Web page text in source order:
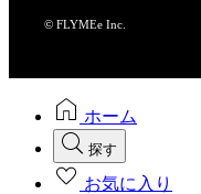
© FLYMEe Inc.
ホーム
探す
お気に入り